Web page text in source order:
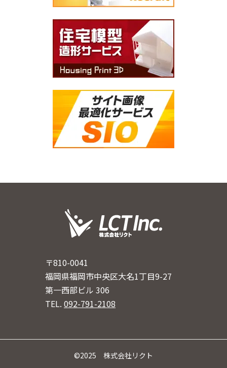
〒810-0041
福岡県福岡市中央区大名1丁目9-27
第一西部ビル 306
TEL.092-791-2108
©2025 株式会社リクト